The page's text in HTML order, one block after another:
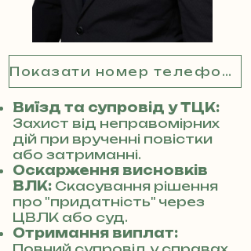
Показати номер телефону
Виїзд та супровід у ТЦК:
Захист від неправомірних
дій при врученні повістки
або затриманні.
Оскарження висновків
ВЛК: Скасування рішення
про "придатність" через
ЦВЛК або суд.
Отримання виплат: